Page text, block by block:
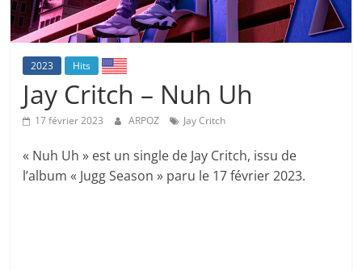
2023 Hits
Jay Critch – Nuh Uh
17 février 2023 ARPOZ Jay Critch
« Nuh Uh » est un single de Jay Critch, issu de
l’album « Jugg Season » paru le 17 février 2023.